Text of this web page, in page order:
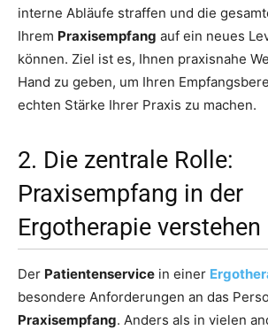
interne Abläufe straffen und die
Ihrem Praxisempfang auf ein neues
können. Ziel ist es, Ihnen praxisnahe
Hand zu geben, um Ihren
echten Stärke Ihrer Praxis zu machen.
2. Die zentrale Rolle:
Praxisempfang in der
Ergotherapie verstehen
Der Patientenservice in einer
besondere Anforderungen an das
Praxisempfang. Anders als in vielen